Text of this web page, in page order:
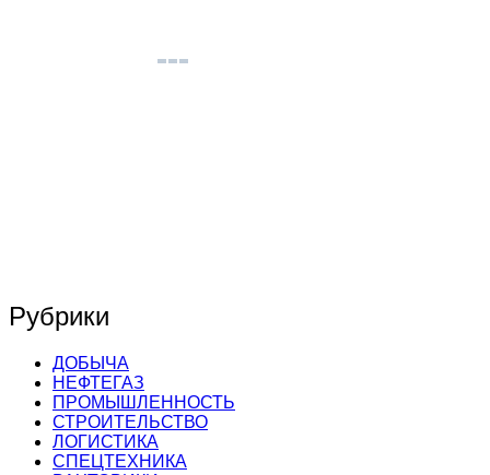
Рубрики
ДОБЫЧА
НЕФТЕГАЗ
ПРОМЫШЛЕННОСТЬ
СТРОИТЕЛЬСТВО
ЛОГИСТИКА
СПЕЦТЕХНИКА